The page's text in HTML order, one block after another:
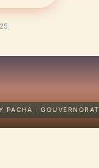
PACHA ·